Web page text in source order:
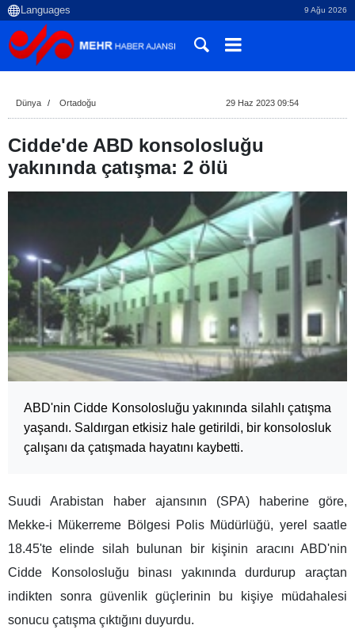
9 Ağu 2026
Dünya Ortadoğu 29 Haz 2023 09:54
Cidde'de ABD konsolosluğu
yakınında çatışma: 2 ölü
ABD'nin Cidde Konsolosluğu yakınında silahlı çatışma
yaşandı. Saldırgan etkisiz hale getirildi, bir konsolosluk
çalışanı da çatışmada hayatını kaybetti.
Suudi Arabistan haber ajansının (SPA) haberine göre,
Mekke-i Mükerreme Bölgesi Polis Müdürlüğü, yerel saatle
18.45'te elinde silah bulunan bir kişinin aracını ABD'nin
Cidde Konsolosluğu binası yakınında durdurup araçtan
indikten sonra güvenlik güçlerinin bu kişiye müdahalesi
sonucu çatışma çıktığını duyurdu.